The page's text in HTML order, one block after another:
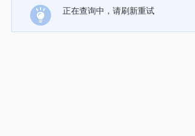
正在查询中，请刷新重试